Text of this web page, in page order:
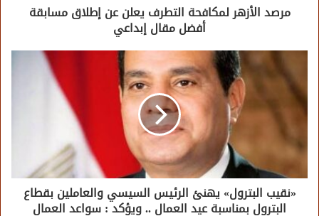
مرصد الأزهر لمكافحة التطرف يعلن عن إطلاق مسابقة
أفضل مقال إبداعي
«نقيب البترول» يهنئ الرئيس السيسي والعاملين بقطاع
البترول بمناسبة عيد العمال .. ويؤكد : سواعد العمال